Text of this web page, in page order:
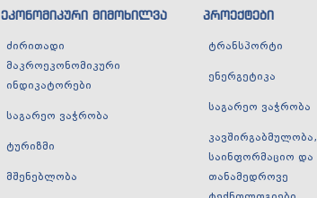
ეკონომიკური მიმოხილვა
ძირითადი
მაკროეკონომიკური
ინდიკატორები
საგარეო ვაჭრობა
ტურიზმი
მშენებლობა
პროექტები
ტრანსპორტი
ენერგეტიკა
საგარეო ვაჭრობა
კავშირგაბმულობა,
საინფორმაციო და
თანამედროვე